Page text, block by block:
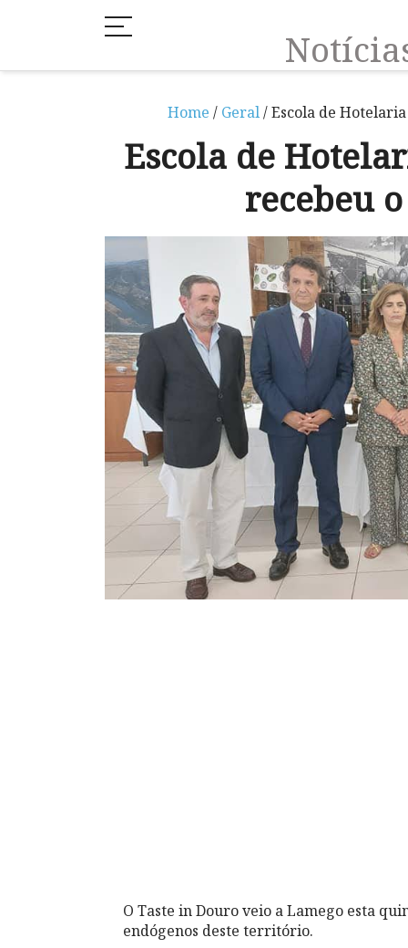
Home / Geral/ Escola de
Escola de
recebeu
O Taste in Douro veio a Lamego esta
endógenos deste território.